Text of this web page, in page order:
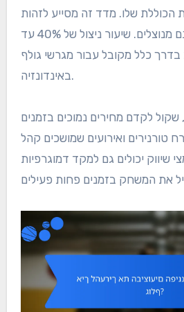
הכוללת שלו. מדד זה מסייע לזהות
זמני שיא וזמנים שאינם מנוצלים. שיעור ניצול של 40% עד
בדרך כלל מקובל עבור מגרשי גולף
באינדונזיה.
שקול לקדם מחירים נמוכים בזמנים
טורנירים ואירועים שמושכים קהל
שיווק יכולים גם למקד דמוגרפיות